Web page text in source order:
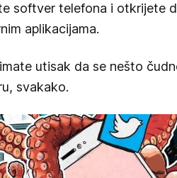
softver telefona i otkrijete
aplikacijama.
utisak da se nešto
svakako.